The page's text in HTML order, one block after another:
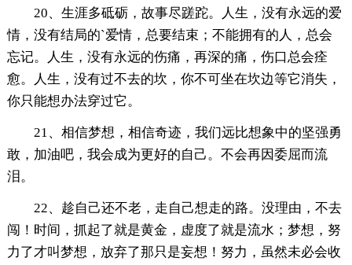
20、生涯多砥砺，故事尽蹉跎。人生，没有永远的爱
情，没有结局的`爱情，总要结束；不能拥有的人，总会
忘记。人生，没有永远的伤痛，再深的痛，伤口总会痊
愈。人生，没有过不去的坎，你不可坐在坎边等它消失，
你只能想办法穿过它。
21、相信梦想，相信奇迹，我们远比想象中的坚强勇
敢，加油吧，我会成为更好的自己。不会再因委屈而流
泪。
22、趁自己还不老，走自己想走的路。没理由，不去
闯！时间，抓起了就是黄金，虚度了就是流水；梦想，努
力了才叫梦想，放弃了那只是妄想！努力，虽然未必会收